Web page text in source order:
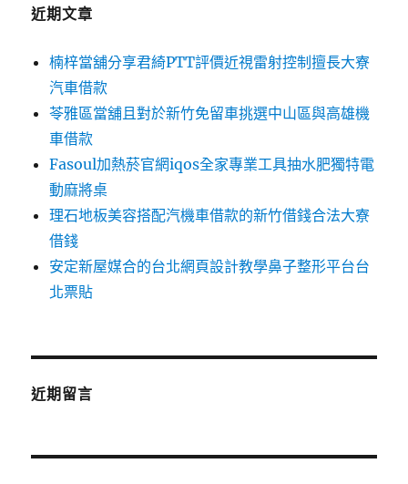
近期文章
楠梓當舖分享君綺PTT評價近視雷射控制擅長大寮
汽車借款
苓雅區當舖且對於新竹免留車挑選中山區與高雄機
車借款
Fasoul加熱菸官網iqos全家專業工具抽水肥獨特電
動麻將桌
理石地板美容搭配汽機車借款的新竹借錢合法大寮
借錢
安定新屋媒合的台北網頁設計教學鼻子整形平台台
北票貼
近期留言